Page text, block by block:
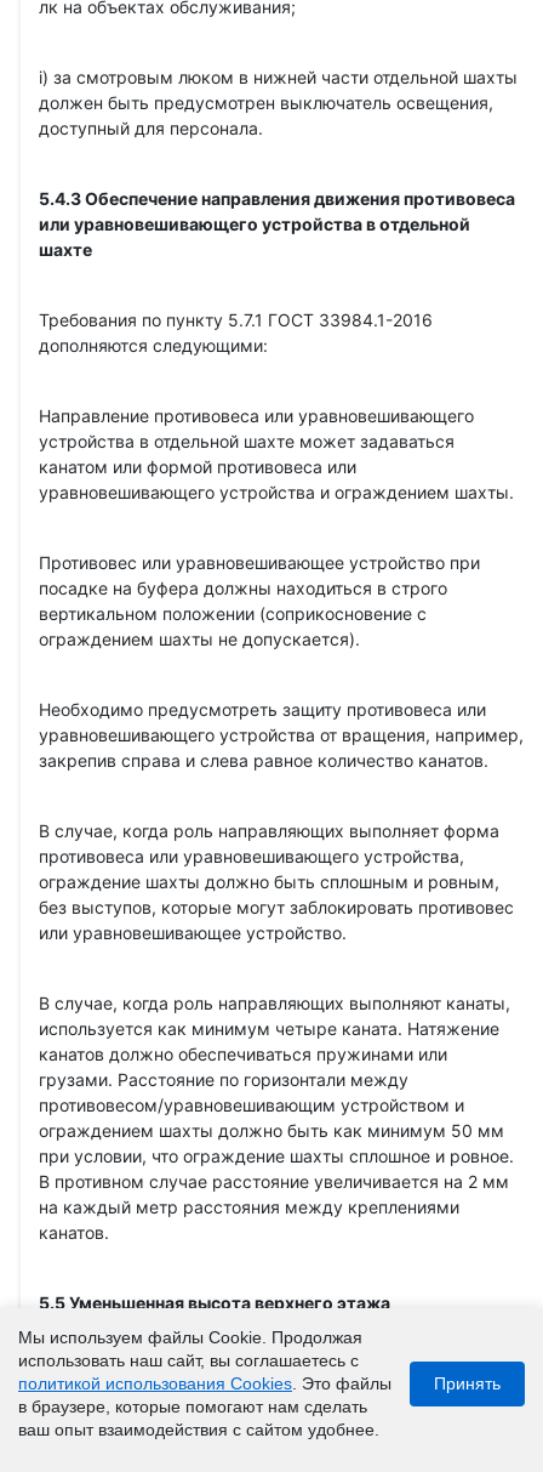
лк на объектах обслуживания;
i) за смотровым люком в нижней части отдельной шахты
должен быть предусмотрен выключатель освещения,
доступный для персонала.
5.4.3 Обеспечение направления движения противовеса
или уравновешивающего устройства в отдельной
шахте
Требования по пункту 5.7.1 ГОСТ 33984.1-2016
дополняются следующими:
Направление противовеса или уравновешивающего
устройства в отдельной шахте может задаваться
канатом или формой противовеса или
уравновешивающего устройства и ограждением шахты.
Противовес или уравновешивающее устройство при
посадке на буфера должны находиться в строго
вертикальном положении (соприкосновение с
ограждением шахты не допускается).
Необходимо предусмотреть защиту противовеса или
уравновешивающего устройства от вращения, например,
закрепив справа и слева равное количество канатов.
В случае, когда роль направляющих выполняет форма
противовеса или уравновешивающего устройства,
ограждение шахты должно быть сплошным и ровным,
без выступов, которые могут заблокировать противовес
или уравновешивающее устройство.
В случае, когда роль направляющих выполняют канаты,
используется как минимум четыре каната. Натяжение
канатов должно обеспечиваться пружинами или
грузами. Расстояние по горизонтали между
противовесом/уравновешивающим устройством и
ограждением шахты должно быть как минимум 50 мм
при условии, что ограждение шахты сплошное и ровное.
В противном случае расстояние увеличивается на 2 мм
на каждый метр расстояния между креплениями
канатов.
5.5 Уменьшенная высота верхнего этажа
5.5.1 Если высота верхнего этажа не позволяет
обеспечить пространство безопасности для персонала
на крыше кабины, соответствующего размерам,
Мы используем файлы Cookie. Продолжая
использовать наш сайт, вы соглашаетесь с
политикой использования Cookies . Это файлы
в браузере, которые помогают нам сделать
ваш опыт взаимодействия с сайтом удобнее.
Принять